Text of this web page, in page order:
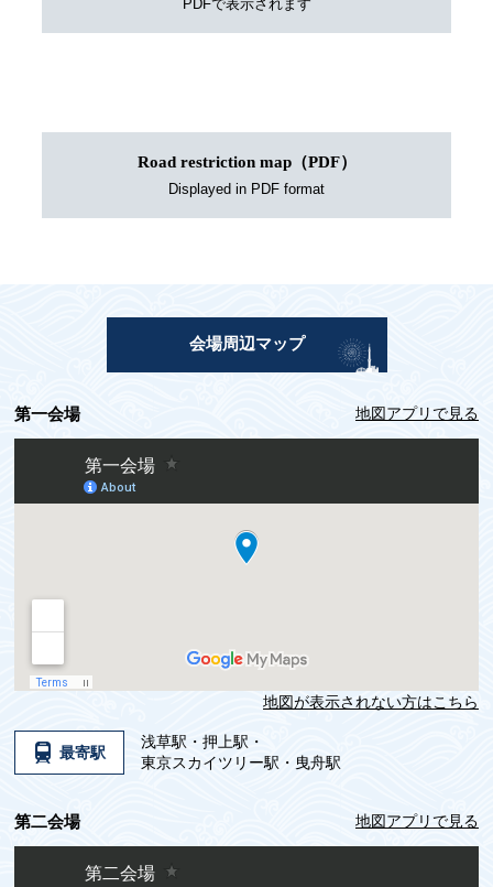
Road restriction map（PDF）
会場周辺マップ
第一会場 地図アプリで見る
地図が表示されない方はこちら
最寄駅
浅草駅・押上駅・
東京スカイツリー駅・曳舟駅
第二会場 地図アプリで見る